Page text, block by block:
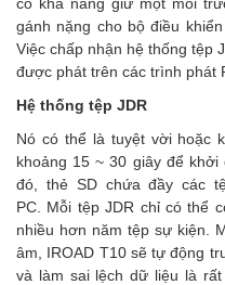
gánh nặng cho bộ điều
Việc chấp nhận hệ thống tệp
được phát trên các trình phát
Hệ thống tệp JDR
Nó có thể là tuyệt vời hoặc
khoảng 15 ~ 30 giây để
đó, thẻ SD chứa đầy các
PC. Mỗi tệp JDR chỉ có thể
nhiều hơn năm tệp sự kiện.
âm, IROAD T10 sẽ tự động
và làm sai lệch dữ liệu là